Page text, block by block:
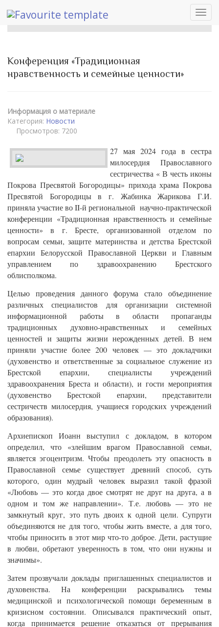
Конференция «Традиционная
нравственность и семейные ценности»
Информация о материале
Категория: Новости
Просмотров: 7200
27 мая 2024 года в сестра
милосердия Православного
сестричества « В честь иконы
Покрова Пресвятой Богородицы» прихода храма Покрова
Пресвятой Богородицы в г. Жабинка Жарикова Г.И.
приняла участие во II-й региональной научно-практической
конференции «Традиционная нравственность и семейные
ценности» в г. Бресте, организованной отделом по
вопросам семьи, защите материнства и детства Брестской
епархии Белорусской Православной Церкви и Главным
управлением по здравоохранению Брестского
облисполкома.
Целью проведения данного форума стало объединение
различных специалистов для организации системной
информационной работы в области пропаганды
традиционных духовно-нравственных и семейных
ценностей и защиты жизни нерожденных детей. В нем
приняли участие более 200 человек — это докладчики
(духовенство и ответственные за социальное служение из
Брестской епархии, специалисты учреждений
здравоохранения Бреста и области), и гости мероприятия
(духовенство Брестской епархии, представители
сестричеств милосердия, учащиеся городских учреждений
образования).
Архиепископ Иоанн выступил с докладом, в котором
определил, что «злейшим врагом Православной семьи,
является эгоцентризм. Чтобы преодолеть эту опасность в
Православной семье существует древний способ, суть
которого, один мудрый человек выразил такой фразой
«Любовь — это когда двое смотрят не друг на друга, а в
одном и том же направлении». Т.е. любовь — это не
замкнутый круг, это путь двоих к одной цели. Супруги
объединяются не для того, чтобы жить вместе, а для того,
чтобы приносить в этот мир что-то доброе. Дети, растущие
в любви, обретают уверенность в том, что они нужны и
значимы».
Затем прозвучали доклады приглашенных специалистов и
духовенства. На конференции раскрывались темы
медицинской и психологической помощи беременным в
кризисном состоянии. Описывался практический опыт,
когда принимается решение отказаться от прерывания